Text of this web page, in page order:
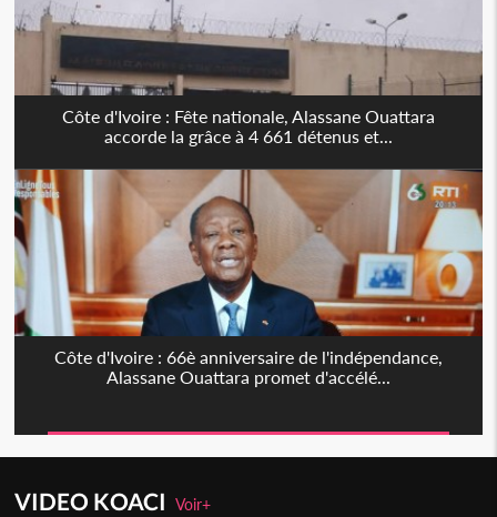
Côte d'Ivoire : Fête nationale, Alassane Ouattara
accorde la grâce à 4 661 détenus et...
Côte d'Ivoire : 66è anniversaire de l'indépendance,
Alassane Ouattara promet d'accélé...
VIDEO KOACIVoir+